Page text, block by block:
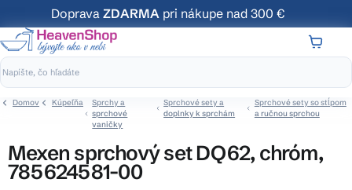
na
obsah
Doprava ZDARMA pri nákupe nad 300 €
Domov Kúpeľňa
Sprchy a
sprchové
vaničky
Sprchové sety a
doplnky k sprchám
Sprchové sety so stĺpom
a ručnou sprchou
Mexen sprchový set DQ62, chróm,
785624581-00